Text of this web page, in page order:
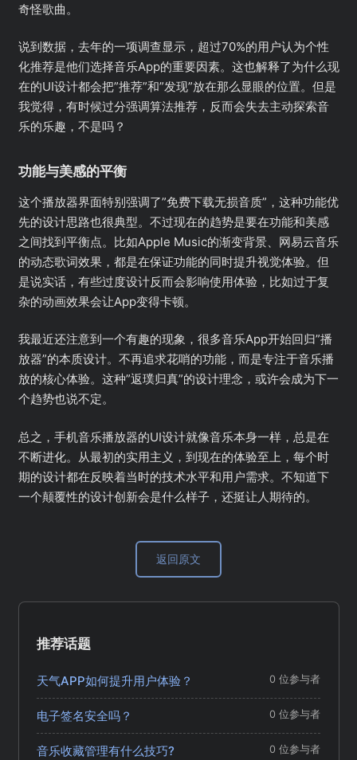
奇怪歌曲。
说到数据，去年的一项调查显示，超过70%的用户认为个性
化推荐是他们选择音乐App的重要因素。这也解释了为什么现
在的UI设计都会把”推荐”和”发现”放在那么显眼的位置。但是
我觉得，有时候过分强调算法推荐，反而会失去主动探索音
乐的乐趣，不是吗？
功能与美感的平衡
这个播放器界面特别强调了”免费下载无损音质”，这种功能优
先的设计思路也很典型。不过现在的趋势是要在功能和美感
之间找到平衡点。比如Apple Music的渐变背景、网易云音乐
的动态歌词效果，都是在保证功能的同时提升视觉体验。但
是说实话，有些过度设计反而会影响使用体验，比如过于复
杂的动画效果会让App变得卡顿。
我最近还注意到一个有趣的现象，很多音乐App开始回归”播
放器”的本质设计。不再追求花哨的功能，而是专注于音乐播
放的核心体验。这种”返璞归真”的设计理念，或许会成为下一
个趋势也说不定。
总之，手机音乐播放器的UI设计就像音乐本身一样，总是在
不断进化。从最初的实用主义，到现在的体验至上，每个时
期的设计都在反映着当时的技术水平和用户需求。不知道下
一个颠覆性的设计创新会是什么样子，还挺让人期待的。
返回原文
推荐话题
天气APP如何提升用户体验？ 0 位参与者
电子签名安全吗？ 0 位参与者
音乐收藏管理有什么技巧? 0 位参与者